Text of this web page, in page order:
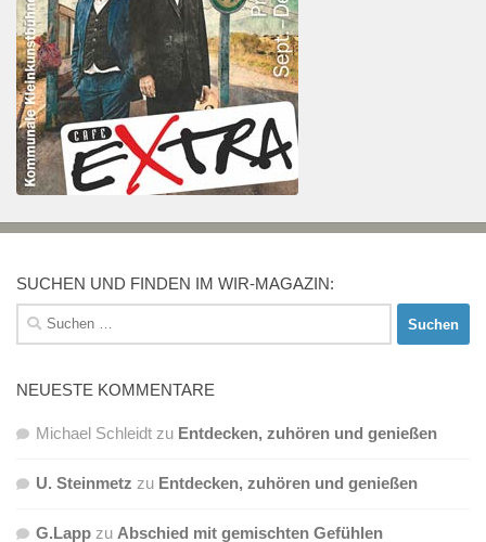
SUCHEN UND FINDEN IM WIR-MAGAZIN:
Suchen
nach:
NEUESTE KOMMENTARE
Michael Schleidt zu Entdecken, zuhören und genießen
U. Steinmetz zu Entdecken, zuhören und genießen
G.Lapp zu Abschied mit gemischten Gefühlen